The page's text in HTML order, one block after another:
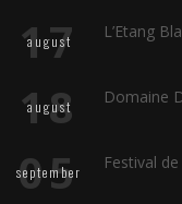
17
august L’Etang
18
august Domaine
05
september Festival